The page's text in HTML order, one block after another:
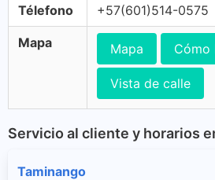
Télefono +57(601)514-0575
Mapa Mapa Cómo
Vista de calle
Servicio al cliente y horarios
Taminango